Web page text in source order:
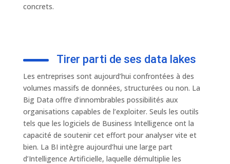
concrets.
Tirer parti de ses data lakes
Les entreprises sont aujourd’hui confrontées à des
volumes massifs de données, structurées ou non. La
Big Data offre d’innombrables possibilités aux
organisations capables de l’exploiter. Seuls les outils
tels que les logiciels de Business Intelligence ont la
capacité de soutenir cet effort pour analyser vite et
bien. La BI intègre aujourd’hui une large part
d’Intelligence Artificielle, laquelle démultiplie les